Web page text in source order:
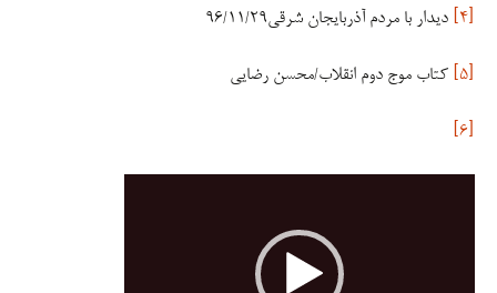
[۴] دیدار با مردم آذربایجان شرقی۹۶/۱۱/۲۹
[۵] کتاب موج دوم انقلاب/محسن رضایی
[۶]